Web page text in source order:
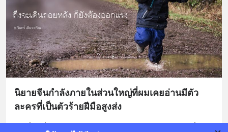
นิยายจีนกำลังภายในส่วนใหญ่ที่ผมเคยอ่านมีตัว
ละครที่เป็นตัวร้ายฝีมือสูงส่ง